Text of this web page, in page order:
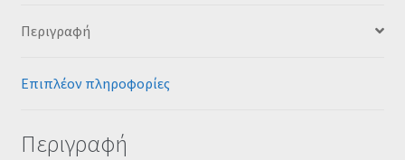
Περιγραφή
Επιπλέον πληροφορίες
Περιγραφή